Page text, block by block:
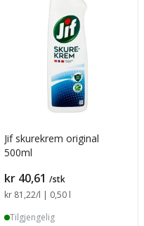
Jif skurekrem original
500ml
Pris
kr 40,61 /stk
Sammenligning pris
kr 81,22/l | 0,50 l
Tilgjengelig